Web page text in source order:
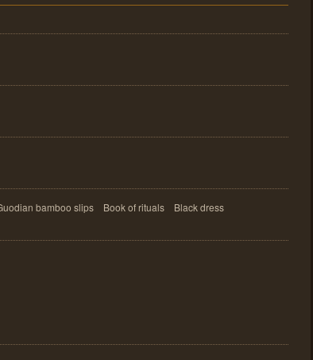
bamboo slips Book of rituals Black dress